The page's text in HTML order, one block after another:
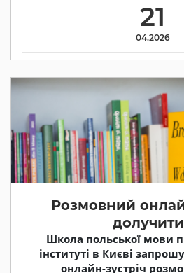
21
04.2026
Розмовний
Школа польської мови
інституті в Києві
онлайн-зустріч